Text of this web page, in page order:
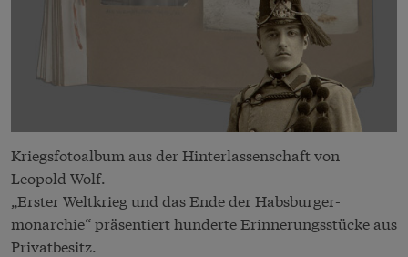
Kriegsfotoalbum aus der Hinterlassenschaft von
Leopold Wolf.
„Erster Weltkrieg und das Ende der Habsburger-
monarchie“ präsentiert hunderte Erinnerungsstücke aus
Privatbesitz.